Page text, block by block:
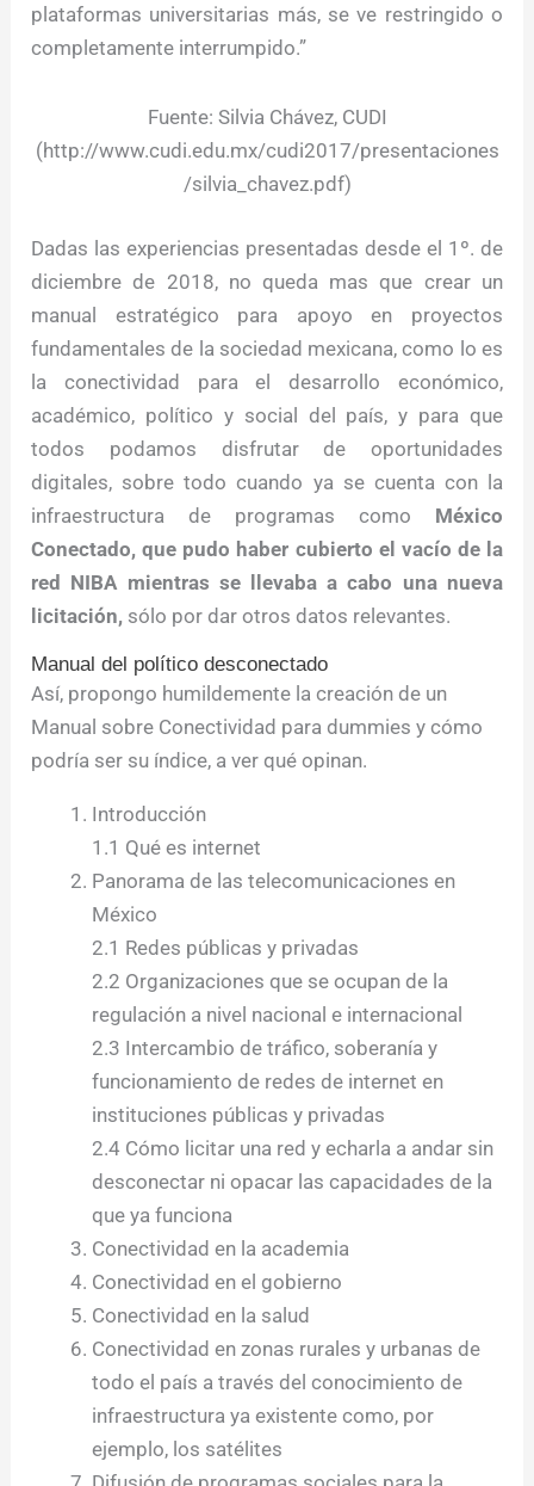
plataformas universitarias más, se ve restringido o
completamente interrumpido.”
Fuente: Silvia Chávez, CUDI
(http://www.cudi.edu.mx/cudi2017/presentaciones
/silvia_chavez.pdf)
Dadas las experiencias presentadas desde el 1º. de
diciembre de 2018, no queda mas que crear un
manual estratégico para apoyo en proyectos
fundamentales de la sociedad mexicana, como lo es
la conectividad para el desarrollo económico,
académico, político y social del país, y para que
todos podamos disfrutar de oportunidades
digitales, sobre todo cuando ya se cuenta con la
infraestructura de programas como México
Conectado, que pudo haber cubierto el vacío de la
red NIBA mientras se llevaba a cabo una nueva
licitación, sólo por dar otros datos relevantes.
Manual del político desconectado
Así, propongo humildemente la creación de un
Manual sobre Conectividad para dummies y cómo
podría ser su índice, a ver qué opinan.
Introducción
1.1 Qué es internet
Panorama de las telecomunicaciones en
México
2.1 Redes públicas y privadas
2.2 Organizaciones que se ocupan de la
regulación a nivel nacional e internacional
2.3 Intercambio de tráfico, soberanía y
funcionamiento de redes de internet en
instituciones públicas y privadas
2.4 Cómo licitar una red y echarla a andar sin
desconectar ni opacar las capacidades de la
que ya funciona
Conectividad en la academia
Conectividad en el gobierno
Conectividad en la salud
Conectividad en zonas rurales y urbanas de
todo el país a través del conocimiento de
infraestructura ya existente como, por
ejemplo, los satélites